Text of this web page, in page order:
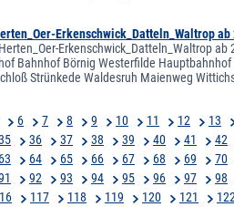
Erkenschwick_Datteln_Waltrop ab
Erkenschwick_Datteln_Waltrop ab
Bahnhof Börnig Westerfilde
Strünkede Waldesruh Maienweg
6 7 8 9 10 11 12 13
36 37 38 39 40 41 42
63 64 65 66 67 68 69 70
92 93 94 95 96 97 98
117 118 119 120 121 122